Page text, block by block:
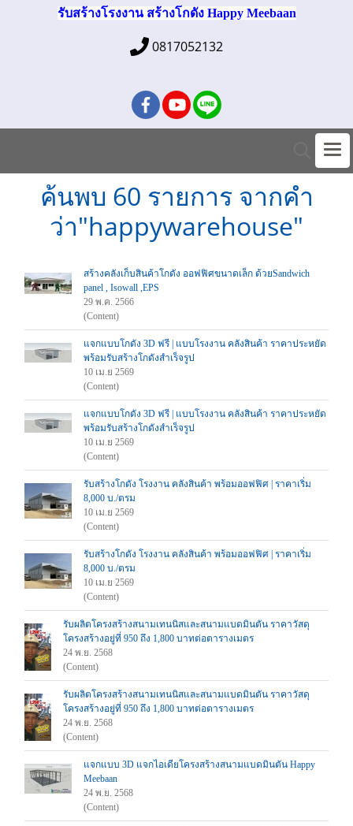
รับสร้างโรงงาน สร้างโกดัง Happy Meebaan
0817052132
ค้นพบ 60 รายการ จากคำ
ว่า"happywarehouse"
สร้างคลังเก็บสินค้าโกดัง ออฟฟิศขนาดเล็ก ด้วยSandwich
panel , Isowall ,EPS
29 พ.ค. 2566
(Content)
แจกแบบโกดัง 3D ฟรี | แบบโรงงาน คลังสินค้า ราคาประหยัด
พร้อมรับสร้างโกดังสำเร็จรูป
10 เม.ย 2569
(Content)
แจกแบบโกดัง 3D ฟรี | แบบโรงงาน คลังสินค้า ราคาประหยัด
พร้อมรับสร้างโกดังสำเร็จรูป
10 เม.ย 2569
(Content)
รับสร้างโกดัง โรงงาน คลังสินค้า พร้อมออฟฟิศ | ราคาเริ่ม
8,000 บ./ตรม
10 เม.ย 2569
(Content)
รับสร้างโกดัง โรงงาน คลังสินค้า พร้อมออฟฟิศ | ราคาเริ่ม
8,000 บ./ตรม
10 เม.ย 2569
(Content)
รับผลิตโครงสร้างสนามเทนนิสและสนามแบดมินตัน ราคาวัสดุ
โครงสร้างอยู่ที่ 950 ถึง 1,800 บาทต่อตารางเมตร
24 พ.ย. 2568
(Content)
รับผลิตโครงสร้างสนามเทนนิสและสนามแบดมินตัน ราคาวัสดุ
โครงสร้างอยู่ที่ 950 ถึง 1,800 บาทต่อตารางเมตร
24 พ.ย. 2568
(Content)
แจกแบบ 3D แจกไอเดียโครงสร้างสนามแบดมินตัน Happy
Meebaan
24 พ.ย. 2568
(Content)